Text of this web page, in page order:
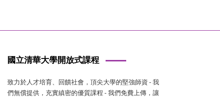
國立清華大學開放式課程
致力於人才培育、回饋社會，頂尖大學的堅強師資 - 我
們無償提供，充實縝密的優質課程 - 我們免費上傳，讓